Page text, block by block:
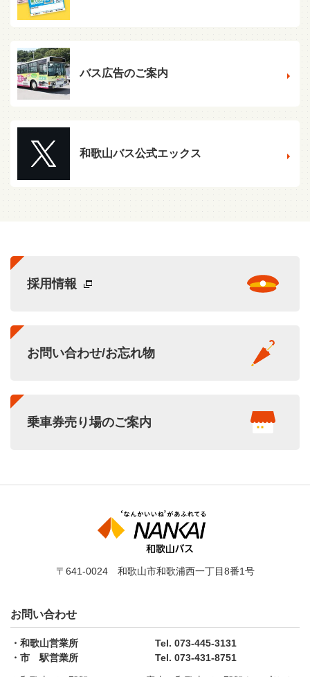
バス広告のご案内
和歌山バス公式エックス
採用情報
お問い合わせ/お忘れ物
乗車券売り場のご案内
〒641-0024 和歌山市和歌浦西一丁目8番1号
お問い合わせ
和歌山営業所
Tel. 073-445-3131
市 駅営業所
Tel. 073-431-8751